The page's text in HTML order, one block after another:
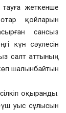
тауға жеткенше
қойларын
сансыз
күн сәулесін
салт аттының
шалынбайтын
оқыранды.
үш уыс сұлысын